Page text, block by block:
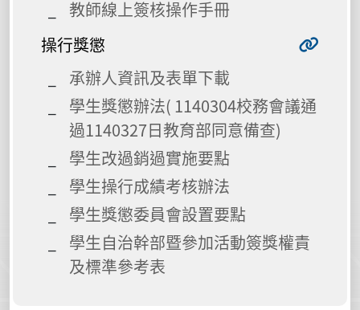
教師線上簽核操作手冊
操行獎懲
承辦人資訊及表單下載
學生獎懲辦法( 1140304校務會議通
過1140327日教育部同意備查)
學生改過銷過實施要點
學生操行成績考核辦法
學生獎懲委員會設置要點
學生自治幹部暨參加活動簽獎權責
及標準參考表